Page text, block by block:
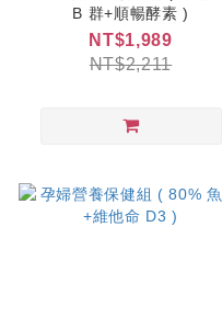
B 群+順暢酵素 )
NT$1,989
NT$2,211